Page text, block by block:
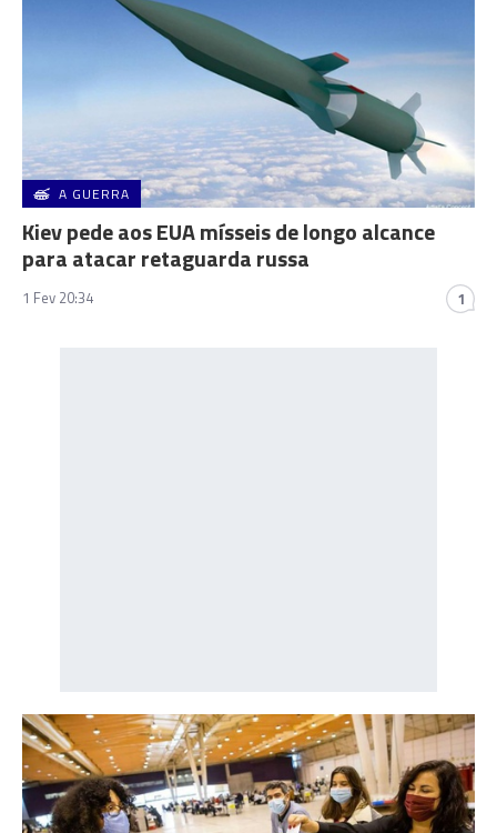
A GUERRA
Kiev pede aos EUA mísseis de longo alcance
para atacar retaguarda russa
1 Fev 20:34 1